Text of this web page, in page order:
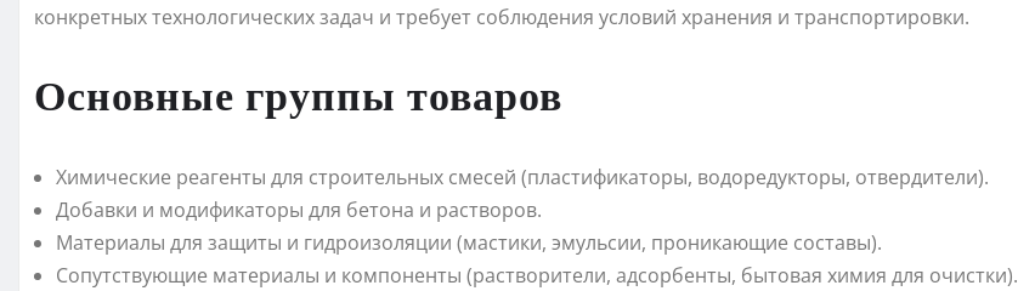
конкретных технологических задач и требует соблюдения условий хранения и транспортировки.
Основные группы товаров
Химические реагенты для строительных смесей (пластификаторы, водоредукторы, отвердители).
Добавки и модификаторы для бетона и растворов.
Материалы для защиты и гидроизоляции (мастики, эмульсии, проникающие составы).
Сопутствующие материалы и компоненты (растворители, адсорбенты, бытовая химия для очистки).